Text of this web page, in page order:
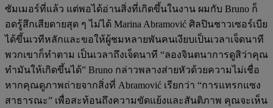
ซัมเมอร์ที่แล้ว แต่พอได้อ่านสิ่งที่เกิดขึ้นในงาน ผมกับ Bruno ก็
อดรู้สึกเสียดายสุด ๆ ไม่ได้ Marina Abramović ศิลปินชาวเซอร์เบีย
ได้ขึ้นเวทีหลักและขอให้ผู้ชมหลายพันคนเงียบเป็นเวลาเจ็ดนาที
พวกเขาก็ทำตาม เป็นเวลาถึงเจ็ดนาที “ลองจินตนาการดูสิว่าคุณ
ทำมันให้เกิดขึ้นได้” Bruno กล่าวพลางส่ายหัวด้วยความไม่เชื่อ
หากคุณดูภาพถ่ายจากสิ่งที่ Abramović เรียกว่า “การแทรกแซง
สาธารณะ” เพื่อสะท้อนถึงความขัดแย้งและสันติภาพ คุณจะเห็น